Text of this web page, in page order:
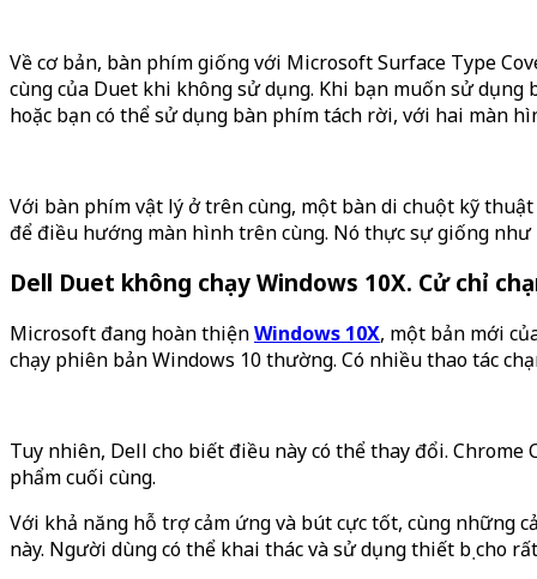
Về cơ bản, bàn phím giống với Microsoft Surface Type
cùng của Duet khi không sử dụng. Khi bạn muốn sử
hoặc bạn có thể sử dụng bàn phím tách rời, với hai màn
Với bàn phím vật lý ở trên cùng, một bàn di chuột kỹ
để điều hướng màn hình trên cùng. Nó thực sự giống
Dell Duet không chạy Windows 10X. Cử chỉ
Microsoft đang hoàn thiệnWindows 10X, một bản mới
chạy phiên bản Windows 10 thường. Có nhiều thao tác
Tuy nhiên, Dell cho biết điều này có thể thay đổi.
phẩm cuối cùng.
Với khả năng hỗ trợ cảm ứng và bút cực tốt, cùng những
này. Người dùng có thể khai thác và sử dụng thiết bị cho